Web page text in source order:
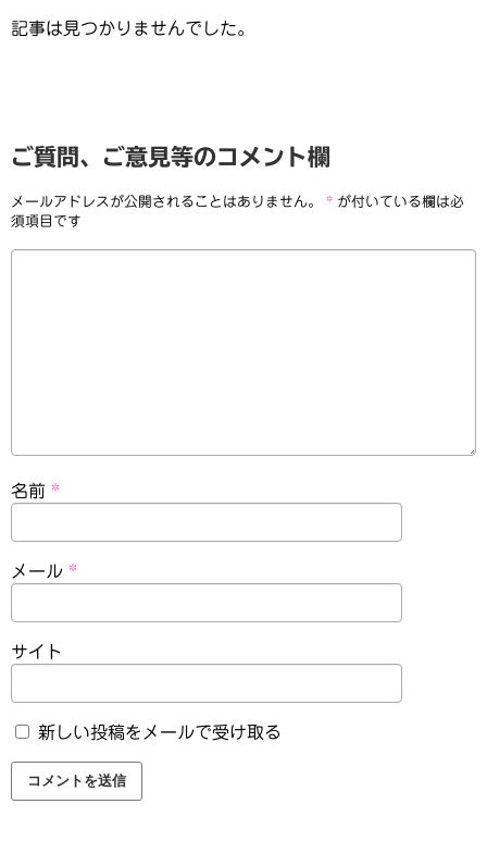
記事は見つかりませんでした。
ご質問、ご意見等のコメント欄
メールアドレスが公開されることはありません。 * が付いている欄は必
須項目です
名前 *
メール *
サイト
新しい投稿をメールで受け取る